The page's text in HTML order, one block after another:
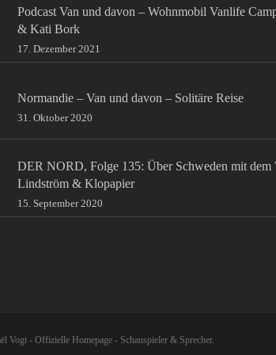
Podcast Van und davon – Wohnmobil Vanlife
& Kati Bork
17. Dezember 2021
Normandie – Van und davon – Solitäre Reise
31. Oktober 2020
DER NORD, Folge 135: Über Schweden mit dem
Lindström & Klopapier
15. September 2020
Vogt - Offizielle Homepage - Schauspieler & Sprecher.